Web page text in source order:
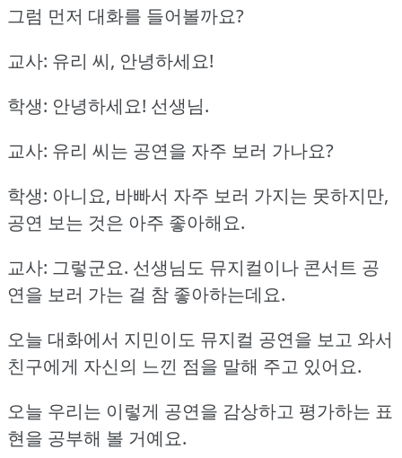
그럼 먼저 대화를 들어볼까요?
교사: 유리 씨, 안녕하세요!
학생: 안녕하세요! 선생님.
교사: 유리 씨는 공연을 자주 보러 가나요?
학생: 아니요, 바빠서 자주 보러 가지는 못하지만,
공연 보는 것은 아주 좋아해요.
교사: 그렇군요. 선생님도 뮤지컬이나 콘서트 공
연을 보러 가는 걸 참 좋아하는데요.
오늘 대화에서 지민이도 뮤지컬 공연을 보고 와서
친구에게 자신의 느낀 점을 말해 주고 있어요.
오늘 우리는 이렇게 공연을 감상하고 평가하는 표
현을 공부해 볼 거예요.